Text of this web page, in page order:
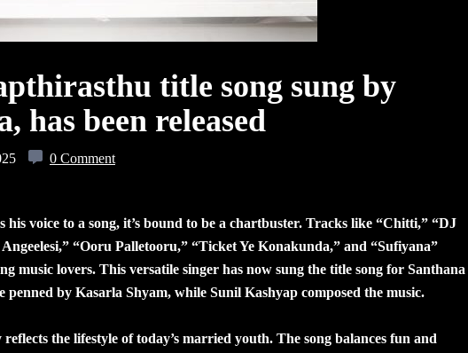
title song sung by
has been released
0 Comment
voice to a song, it’s bound to be a chartbuster. Tracks like “Chitti,” “DJ
“Ooru Palletooru,” “Ticket Ye Konakunda,” and “Sufiyana”
music lovers. This versatile singer has now sung the title song for Santhana
by Kasarla Shyam, while Sunil Kashyap composed the music.
the lifestyle of today’s married youth. The song balances fun and